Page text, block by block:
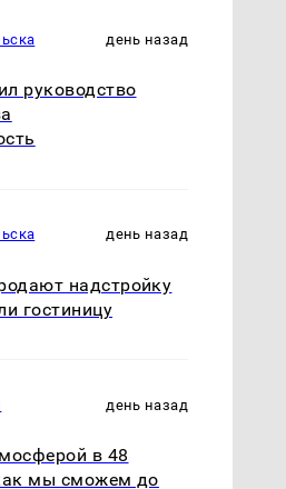
день назад
руководство
день назад
надстройку
гостиницу
день назад
в 48
мы сможем до